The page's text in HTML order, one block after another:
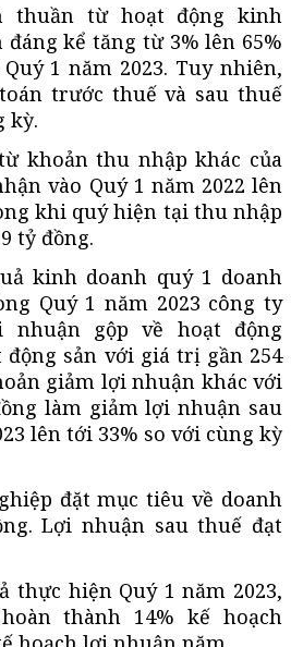
thuần từ hoạt động kinh
kể tăng từ 3% lên 65%
1 năm 2023. Tuy nhiên,
trước thuế và sau thuế
kỳ.
khoản thu nhập khác của
vào Quý 1 năm 2022 lên
khi quý hiện tại thu nhập
tỷ đồng.
kinh doanh quý 1 doanh
Quý 1 năm 2023 công ty
nhuận gộp về hoạt động
sản với giá trị gần 254
giảm lợi nhuận khác với
làm giảm lợi nhuận sau
lên tới 33% so với cùng kỳ
đặt mục tiêu về doanh
Lợi nhuận sau thuế đạt
thực hiện Quý 1 năm 2023,
thành 14% kế hoạch